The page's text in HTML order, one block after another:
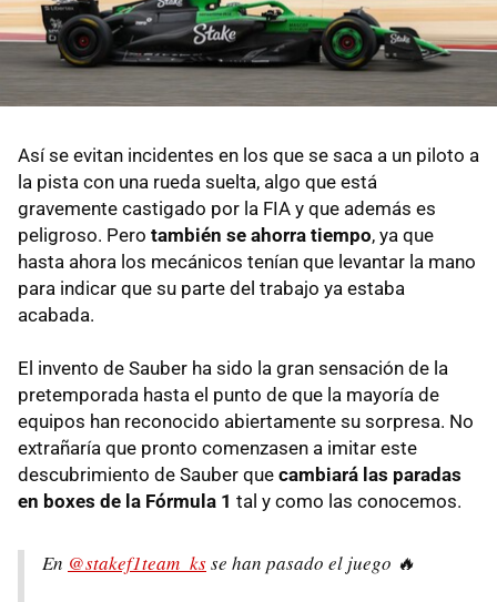
Así se evitan incidentes en los que se saca a un piloto a
la pista con una rueda suelta, algo que está
gravemente castigado por la FIA y que además es
peligroso. Pero también se ahorra tiempo, ya que
hasta ahora los mecánicos tenían que levantar la mano
para indicar que su parte del trabajo ya estaba
acabada.
El invento de Sauber ha sido la gran sensación de la
pretemporada hasta el punto de que la mayoría de
equipos han reconocido abiertamente su sorpresa. No
extrañaría que pronto comenzasen a imitar este
descubrimiento de Sauber que cambiará las paradas
en boxes de la Fórmula 1 tal y como las conocemos.
En @stakef1team_ksse han pasado el juego 🔥